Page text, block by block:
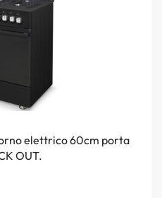
elettrico 60cm porta
OUT.